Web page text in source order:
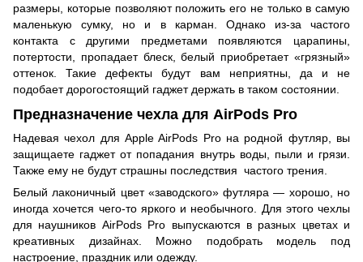
размеры, которые позволяют положить его не только в самую
маленькую сумку, но и в карман. Однако из-за частого
контакта с другими предметами появляются царапины,
потертости, пропадает блеск, белый приобретает «грязный»
оттенок. Такие дефекты будут вам неприятны, да и не
подобает дорогостоящий гаджет держать в таком состоянии.
Предназначение чехла для AirPods Pro
Надевая чехол для Apple AirPods Pro на родной футляр, вы
защищаете гаджет от попадания внутрь воды, пыли и грязи.
Также ему не будут страшны последствия частого трения.
Белый лаконичный цвет «заводского» футляра — хорошо, но
иногда хочется чего-то яркого и необычного. Для этого чехлы
для наушников AirPods Pro выпускаются в разных цветах и
креативных дизайнах. Можно подобрать модель под
настроение, праздник или одежду.